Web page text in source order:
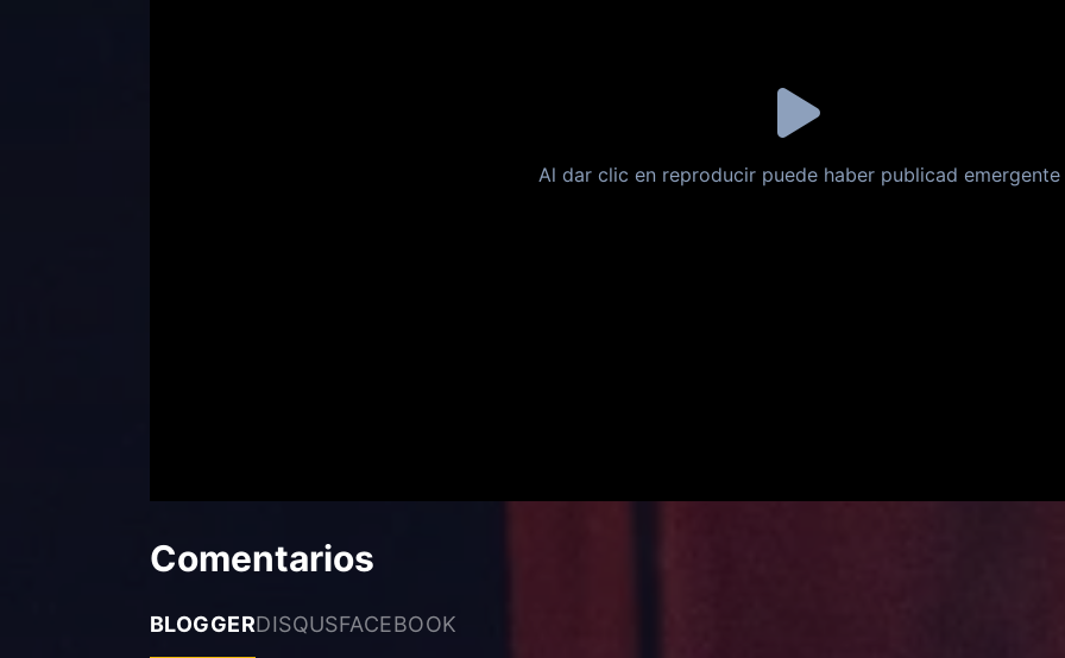
Al dar clic en reproducir puede haber publicad emergente
Comentarios
BLOGGERDISQUSFACEBOOK